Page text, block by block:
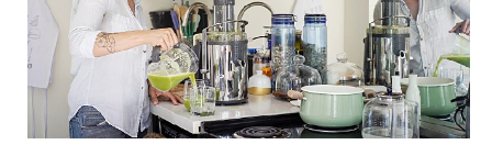
CUPONES
DÓNDE COMPRAR
PE (ES)